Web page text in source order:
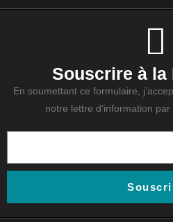
Souscrire à la
En soumettant ce formulaire,
notre lettre d’information